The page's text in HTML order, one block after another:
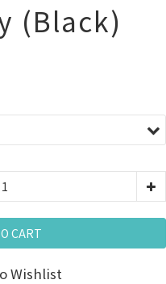
(Black)
CART
Wishlist